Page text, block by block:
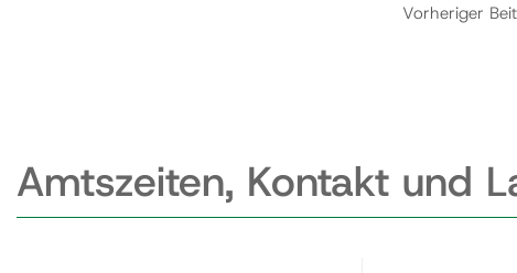
Vorheriger
Amtszeiten, Kontakt und